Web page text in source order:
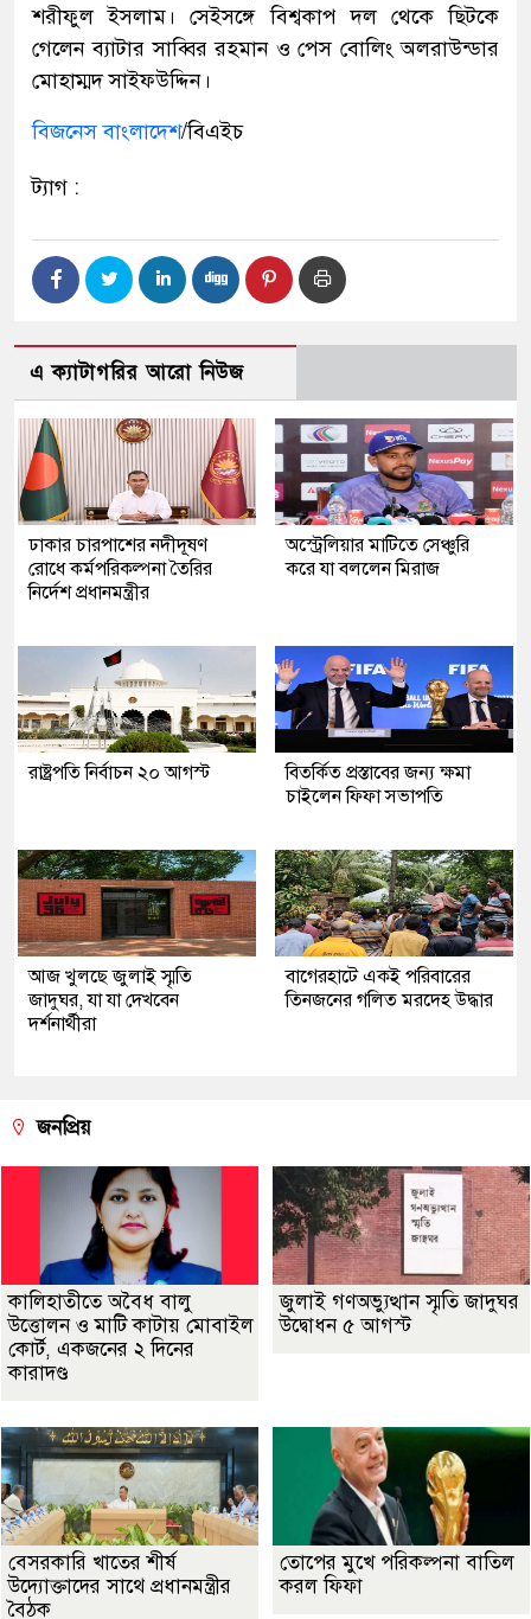
শরীফুল ইসলাম। সেইসঙ্গে বিশ্বকাপ দল থেকে ছিটকে
গেলেন ব্যাটার সাব্বির রহমান ও পেস বোলিং অলরাউন্ডার
মোহাম্মদ সাইফউদ্দিন।
বিজনেস বাংলাদেশ/বিএইচ
ট্যাগ :
এ ক্যাটাগরির আরো নিউজ
ঢাকার চারপাশের নদীদূষণ
রোধে কর্মপরিকল্পনা তৈরির
নির্দেশ প্রধানমন্ত্রীর
অস্ট্রেলিয়ার মাটিতে সেঞ্চুরি
করে যা বললেন মিরাজ
রাষ্ট্রপতি নির্বাচন ২০ আগস্ট
বিতর্কিত প্রস্তাবের জন্য ক্ষমা
চাইলেন ফিফা সভাপতি
আজ খুলছে জুলাই স্মৃতি
জাদুঘর, যা যা দেখবেন
দর্শনার্থীরা
‎বাগেরহাটে একই পরিবারের
তিনজনের গলিত মরদেহ উদ্ধার
জনপ্রিয়
কালিহাতীতে অবৈধ বালু
উত্তোলন ও মাটি কাটায় মোবাইল
কোর্ট, একজনের ২ দিনের
কারাদণ্ড
জুলাই গণঅভ্যুত্থান স্মৃতি জাদুঘর
উদ্বোধন ৫ আগস্ট
বেসরকারি খাতের শীর্ষ
উদ্যোক্তাদের সাথে প্রধানমন্ত্রীর
বৈঠক
তোপের মুখে পরিকল্পনা বাতিল
করল ফিফা